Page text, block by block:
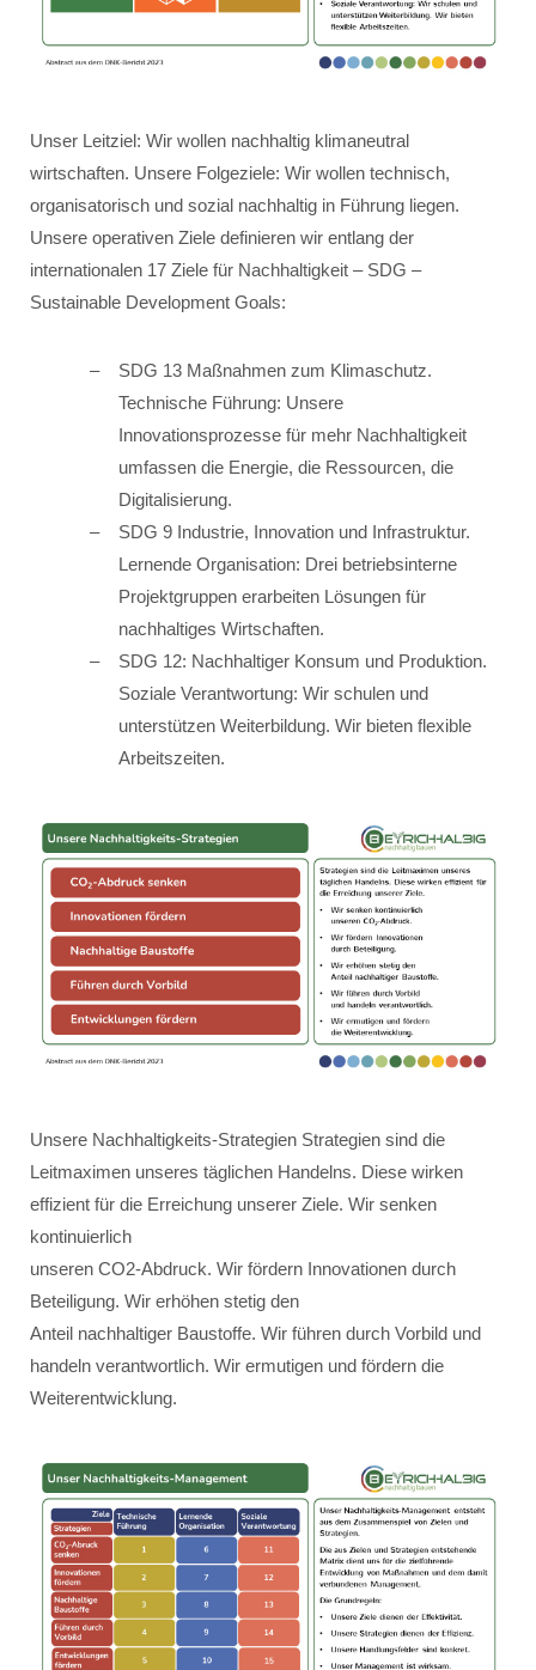
Unser Leitziel: Wir wollen nachhaltig klimaneutral
wirtschaften. Unsere Folgeziele: Wir wollen technisch,
organisatorisch und sozial nachhaltig in Führung liegen.
Unsere operativen Ziele definieren wir entlang der
internationalen 17 Ziele für Nachhaltigkeit – SDG –
Sustainable Development Goals:
SDG 13 Maßnahmen zum Klimaschutz.
Technische Führung: Unsere
Innovationsprozesse für mehr Nachhaltigkeit
umfassen die Energie, die Ressourcen, die
Digitalisierung.
SDG 9 Industrie, Innovation und Infrastruktur.
Lernende Organisation: Drei betriebsinterne
Projektgruppen erarbeiten Lösungen für
nachhaltiges Wirtschaften.
SDG 12: Nachhaltiger Konsum und Produktion.
Soziale Verantwortung: Wir schulen und
unterstützen Weiterbildung. Wir bieten flexible
Arbeitszeiten.
Unsere Nachhaltigkeits-Strategien Strategien sind die
Leitmaximen unseres täglichen Handelns. Diese wirken
effizient für die Erreichung unserer Ziele. Wir senken
kontinuierlich
unseren CO2-Abdruck. Wir fördern Innovationen durch
Beteiligung. Wir erhöhen stetig den
Anteil nachhaltiger Baustoffe. Wir führen durch Vorbild und
handeln verantwortlich. Wir ermutigen und fördern die
Weiterentwicklung.